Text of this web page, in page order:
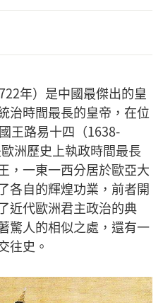
年）是中國最傑出的皇
治時間最長的皇帝，在位
王路易十四（1638-
洲歷史上執政時間最長
，一東一西分居於歐亞大
各自的輝煌功業，前者開
近代歐洲君主政治的典
驚人的相似之處，還有一
往史。